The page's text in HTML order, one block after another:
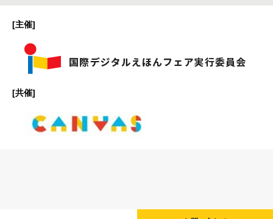
[主催]
[共催]